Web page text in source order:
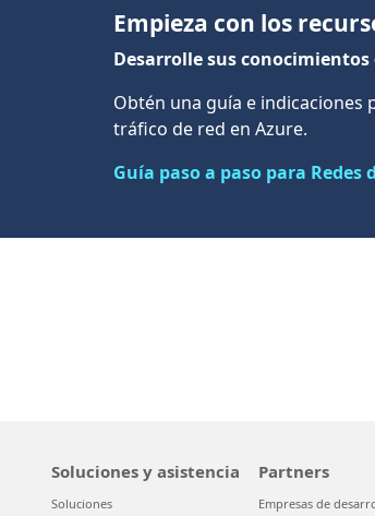
Empieza con los
Desarrolle sus conocimientos
Obtén una guía e
tráfico de red en Azure.
Guía paso a paso para Redes
Soluciones y asistencia
Soluciones
Partners
Empresas de